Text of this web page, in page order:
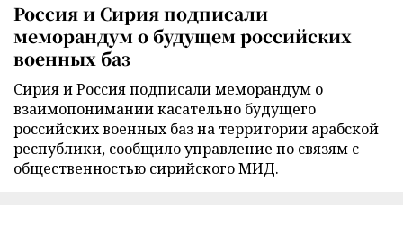
Россия и Сирия подписали
меморандум о будущем российских
военных баз
Сирия и Россия подписали меморандум о
взаимопонимании касательно будущего
российских военных баз на территории арабской
республики, сообщило управление по связям с
общественностью сирийского МИД.